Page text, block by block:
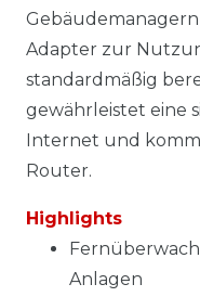
Adapter zur
standardmäßig
gewährleistet eine
Internet und
Router.
Highlights
Anlagen